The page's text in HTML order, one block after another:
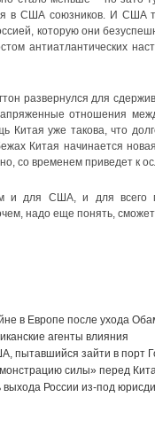
в США союзников. И США
которую они
антиатлантических
развернулся для
отношения
Китая уже такова, что
Китая начинается
со временем приведет к
и для США, и для всего
надо еще понять,
в Европе после ухода
агенты влияния
пытавшийся зайти в порт
силы» перед
выхода России из-под